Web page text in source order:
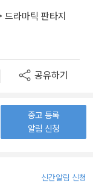
드라마틱 판타지
공유하기
중고 등록
알림 신청
신간알림 신청